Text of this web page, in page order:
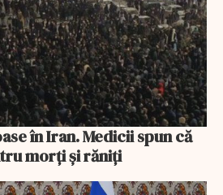
în Iran. Medicii spun că
morți și răniți